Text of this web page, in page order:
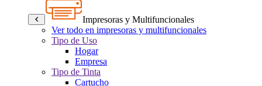
Impresoras y Multifuncionales
Ver todo en impresoras y multifuncionales
Tipo de Uso
Hogar
Empresa
Tipo de Tinta
Cartucho